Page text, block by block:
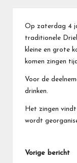
Op zaterdag 4
traditionele
kleine en grote
komen zingen
Voor de
drinken.
Het zingen
wordt
Bericht
Vorige bericht